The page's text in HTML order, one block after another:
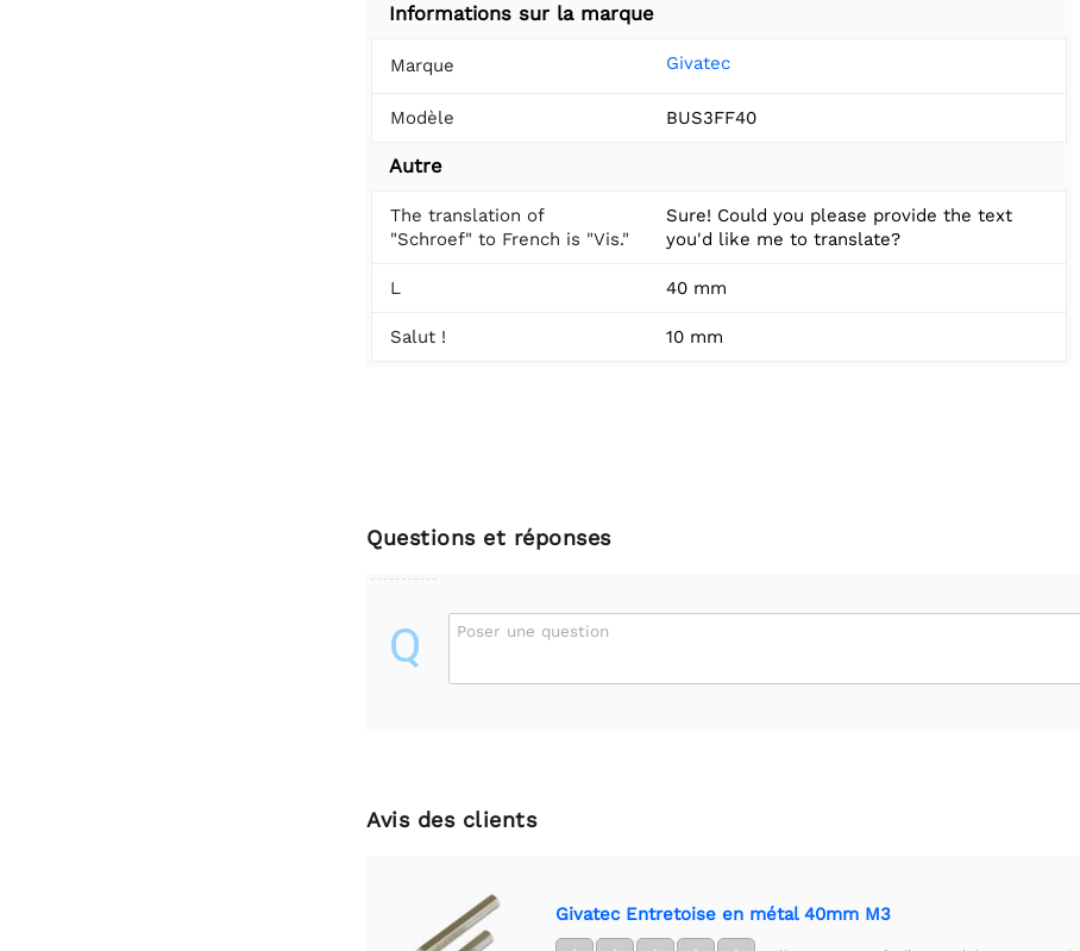
Informations sur la marque
Marque Givatec
Modèle BUS3FF40
Autre
The translation of
"Schroef" to French is "Vis."
Sure! Could you please provide the text
you'd like me to translate?
L 40 mm
Salut ! 10 mm
Questions et réponses
Q Poser une question
Avis des clients
Givatec Entretoise en métal 40mm M3